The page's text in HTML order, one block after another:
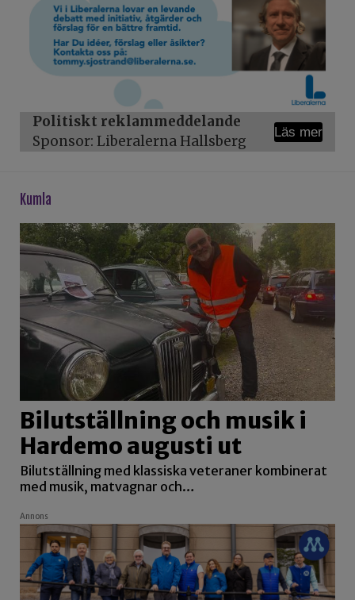
Politiskt reklammeddelande
Sponsor: Liberalerna Hallsberg
Läs mer
kumla
Bilutställning och musik i
Hardemo augusti ut
Bilutställning med klassiska veteraner kombinerat
med musik, matvagnar och…
Annons